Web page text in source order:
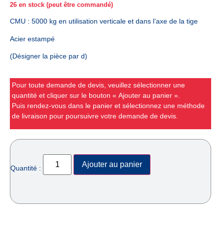
26 en stock (peut être commandé)
CMU : 5000 kg en utilisation verticale et dans l’axe de la tige
Acier estampé
(Désigner la pièce par d)
Pour toute demande de devis, veuillez sélectionner une
quantité et cliquer sur le bouton « Ajouter au panier ».
Puis rendez-vous dans le panier et sélectionnez une méthode
de livraison pour poursuivre votre demande de devis.
Quantité : Ajouter au panier